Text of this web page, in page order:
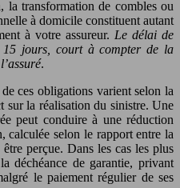
la transformation de combles ou
à domicile constituent autant
à votre assureur. Le délai de
15 jours, court à compter de la
.
ces obligations varient selon la
sur la réalisation du sinistre. Une
peut conduire à une réduction
calculée selon le rapport entre la
perçue. Dans les cas les plus
déchéance de garantie, privant
le paiement régulier de ses